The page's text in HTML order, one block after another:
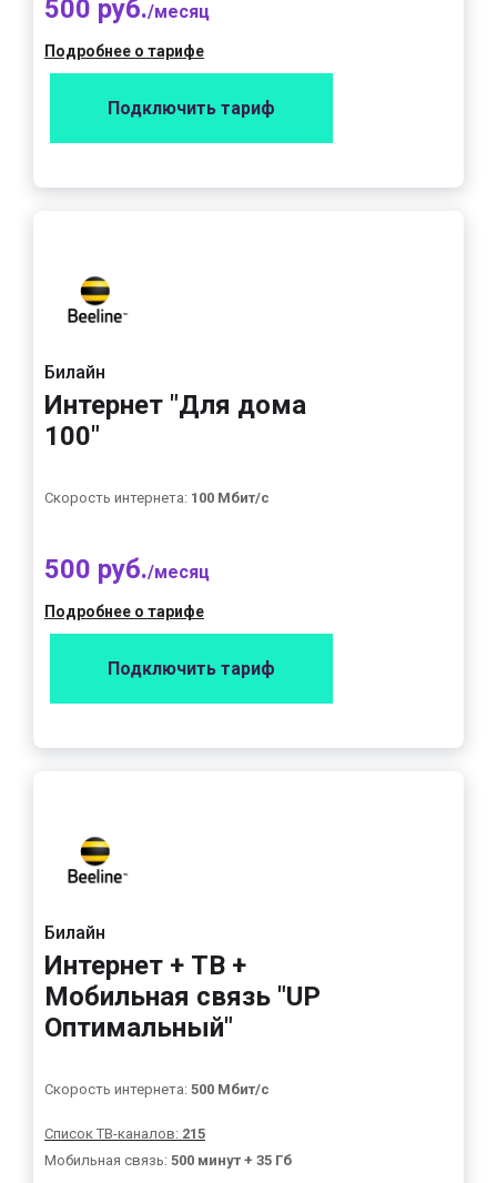
500 руб./месяц
Подробнее о тарифе
Подключить тариф
Билайн
Интернет "Для дома
100"
Скорость интернета: 100 Мбит/с
500 руб./месяц
Подробнее о тарифе
Подключить тариф
Билайн
Интернет + ТВ +
Мобильная связь "UP
Оптимальный"
Скорость интернета: 500 Мбит/с
Список ТВ-каналов: 215
Мобильная связь: 500 минут + 35 Гб